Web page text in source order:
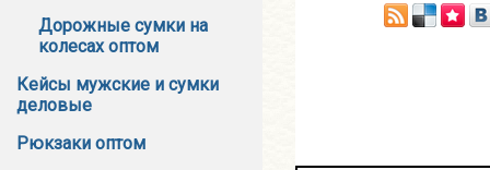
Дорожные сумки на
колесах оптом
Кейсы мужские и сумки
деловые
Рюкзаки оптом